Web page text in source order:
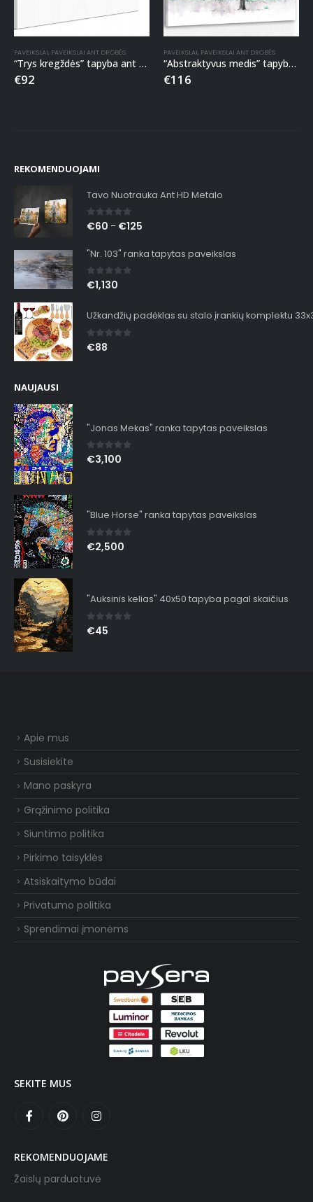
PAVEIKSLAI, PAVEIKSLAI ANT DROBĖS
“Trys kregždės” tapyba ant drobės
€92
PAVEIKSLAI, PAVEIKSLAI ANT DROBĖS
“Abstraktyvus medis” tapyba ant drobės
€116
REKOMENDUOJAMI
Tavo Nuotrauka Ant HD Metalo
0out of 5
€60 – €125
"Nr. 103" ranka tapytas paveikslas
0out of 5
€1,130
Užkandžių padėklas su stalo įrankių komplektu
0out of 5
€88
NAUJAUSI
"Jonas Mekas" ranka tapytas paveikslas
0out of 5
€3,100
"Blue Horse" ranka tapytas paveikslas
0out of 5
€2,500
"Auksinis kelias" 40x50 tapyba pagal skaičius
0out of 5
€45
Apie mus
Susisiekite
Mano paskyra
Grąžinimo politika
Siuntimo politika
Pirkimo taisyklės
Atsiskaitymo būdai
Privatumo politika
Sprendimai įmonėms
SEKITE MUS
REKOMENDUOJAME
Žaislų parduotuvė